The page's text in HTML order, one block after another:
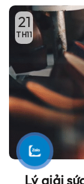
21
TH11